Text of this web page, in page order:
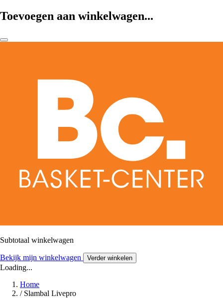
Toevoegen aan winkelwagen...
Subtotaal winkelwagen
Bekijk mijn winkelwagen Verder winkelen
Loading...
Home
/ Slambal Livepro